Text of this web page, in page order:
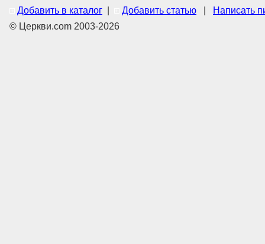
Добавить в каталог Добавить статью
Написать
© Церкви.com 2003-2026